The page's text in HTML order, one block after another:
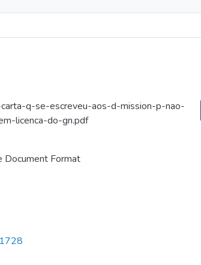
q-se-escreveu-aos-d-mission-p-nao-
licenca-do-gn.pdf
Format